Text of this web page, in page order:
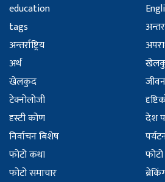
education
tags
अन्तर्राष्ट्रिय
अर्थ
खेलकुद
टेक्नोलोजी
दृस्टी कोण
देश
निर्वाचन बिशेष
फोटो कथा
फोटो समाचार